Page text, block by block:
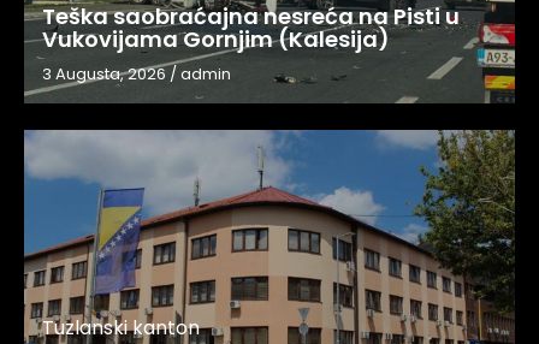
Teška saobraćajna nesreća na Pisti u
Vukovijama Gornjim (Kalesija)
3 Augusta, 2026/admin
Tuzlanski kanton